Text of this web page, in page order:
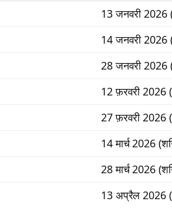
13 जनवरी 2026
14 जनवरी 2026
28 जनवरी 2026
12 फ़रवरी 2026
27 फ़रवरी 2026
14 मार्च 2026
28 मार्च 2026
13 अप्रैल 2026